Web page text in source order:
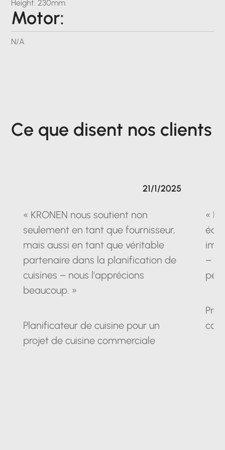
Height: 230mm
Motor:
N/A
Ce que disent nos clients
« KRONEN nous soutient non
seulement en tant que fournisseur,
mais aussi en tant que véritable
partenaire dans la planification de
cuisines – nous l'apprécions
beaucoup. »
Planificateur de cuisine pour un
projet de cuisine commerciale
21/1/2025
«
–